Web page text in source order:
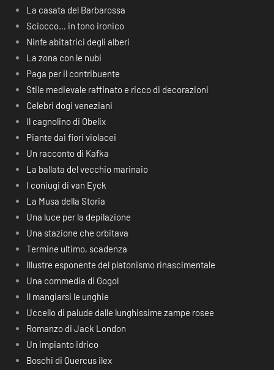
La casata del Barbarossa
Sciocco… in tono ironico
Ninfe abitatrici degli alberi
La zona con le nubi
Paga per il contribuente
Stile medievale raffinato e ricco di decorazioni
Celebri dogi veneziani
Il cagnolino di Obelix
Piante dai fiori violacei
Un racconto di Kafka
La ballata del vecchio marinaio
I coniugi di van Eyck
La Musa della Storia
Una luce per la depilazione
Una stazione che orbitava
Termine ultimo, scadenza
Illustre esponente del platonismo rinascimentale
Una commedia di Gogol
Il mangiarsi le unghie
Uccello di palude dalle lunghissime zampe rosee
Romanzo di Jack London
Un impianto idrico
Boschi di Quercus ilex